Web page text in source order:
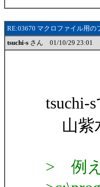
RE:03670 マクロファイル用の
tsuchi-s さん 01/10/29 23:01
tsuchi-s
山紫
> 例